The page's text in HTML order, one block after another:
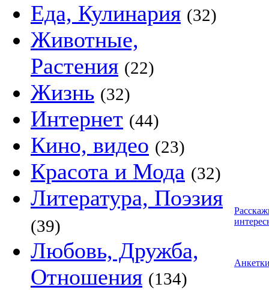
Еда, Кулинария (32)
Животные,
Растения (22)
Жизнь (32)
Интернет (44)
Кино, видео (23)
Красота и Мода (32)
Литература, Поэзия
(39)
Любовь, Дружба,
Отношения (134)